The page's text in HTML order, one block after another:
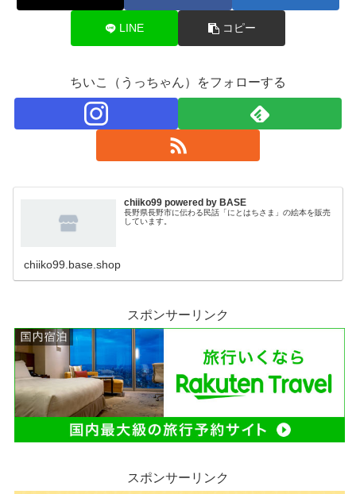
LINE コピー
ちいこ（うっちゃん）をフォローする
chiiko99 powered by BASE
長野県長野市に伝わる民話「にとはちさま」の絵本を販売
しています。
chiiko99.base.shop
スポンサーリンク
スポンサーリンク